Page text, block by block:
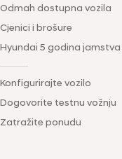
Odmah dostupna vozila
Cjenici i brošure
Hyundai 5 godina jamstva
Konfigurirajte vozilo
Dogovorite testnu vožnju
Zatražite ponudu